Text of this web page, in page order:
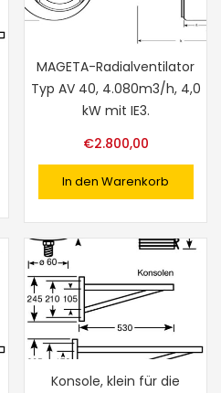
MAGETA-Radialventilator
Typ AV 40, 4.080m3/h, 4,0
kW mit IE3.
€2.800,00
In den Warenkorb
Konsole, klein für die